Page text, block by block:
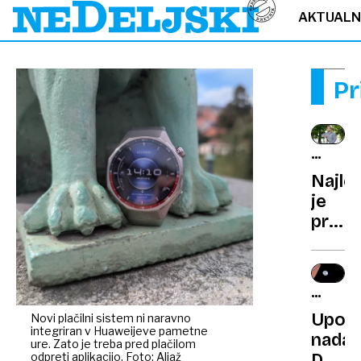
Novi plačilni sistem ni naravno
integriran v Huaweijeve pametne
ure. Zato je treba pred plačilom
odpreti aplikacijo. Foto: Aljaž
/
REYA,
VINAR
je
na
TV-
SERIJA